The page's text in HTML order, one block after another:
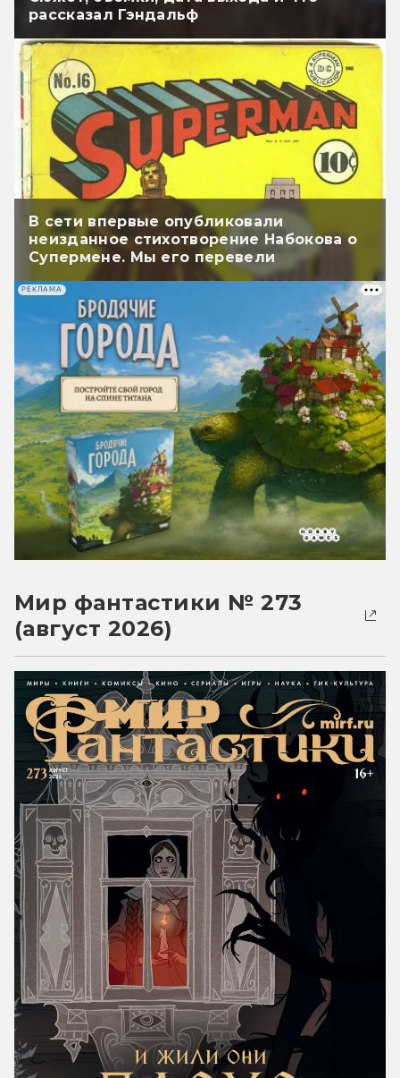
рассказал Гэндальф
В сети впервые опубликовали
неизданное стихотворение Набокова о
Супермене. Мы его перевели
РЕКЛАМА
Мир фантастики № 273
(август 2026)